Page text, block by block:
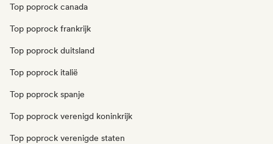
Top poprock canada
Top poprock frankrijk
Top poprock duitsland
Top poprock italië
Top poprock spanje
Top poprock verenigd koninkrijk
Top poprock verenigde staten